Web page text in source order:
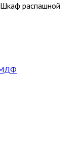
Шкаф распашной